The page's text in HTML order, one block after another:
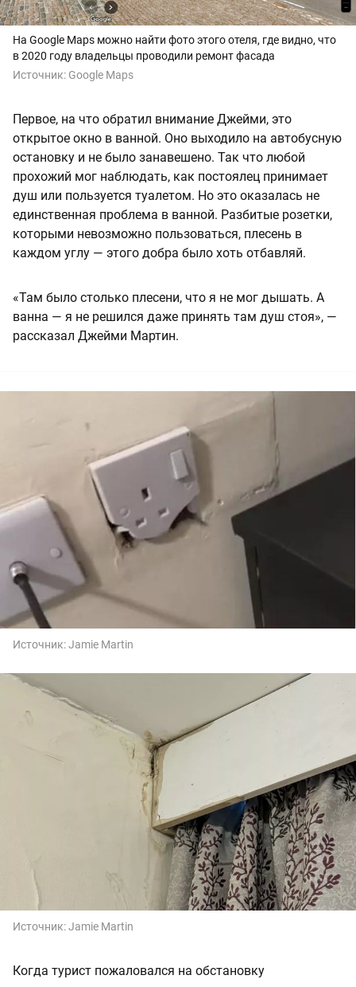
На Google Maps можно найти фото этого отеля, где видно, что
в 2020 году владельцы проводили ремонт фасада
Источник: Google Maps
Первое, на что обратил внимание Джейми, это
открытое окно в ванной. Оно выходило на автобусную
остановку и не было занавешено. Так что любой
прохожий мог наблюдать, как постоялец принимает
душ или пользуется туалетом. Но это оказалась не
единственная проблема в ванной. Разбитые розетки,
которыми невозможно пользоваться, плесень в
каждом углу — этого добра было хоть отбавляй.
«Там было столько плесени, что я не мог дышать. А
ванна — я не решился даже принять там душ стоя», —
рассказал Джейми Мартин.
Источник:Jamie Martin
Источник:Jamie Martin
Когда турист пожаловался на обстановку